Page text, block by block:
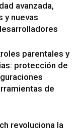
avanzada,
y nuevas
parentales y
protección de
de
revoluciona la